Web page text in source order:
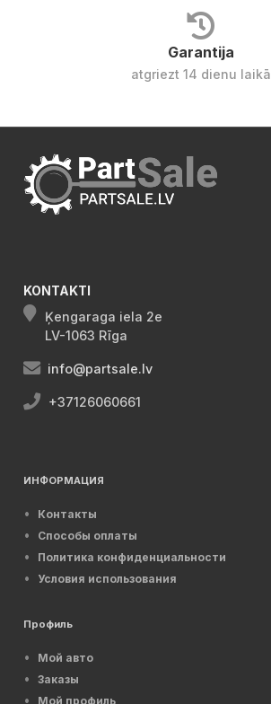
Garantija
atgriezt 14 dienu laikā
KONTAKTI
Ķengaraga iela 2e
LV-1063 Rīga
info@partsale.lv
+37126060661
ИНФОРМАЦИЯ
Контакты
Способы оплаты
Политика конфиденциальности
Условия использования
Профиль
Мой авто
Заказы
Мой профиль